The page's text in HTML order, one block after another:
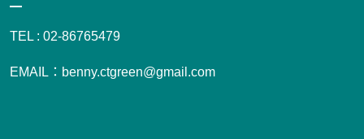
TEL : 02-86765479
EMAIL：benny.ctgreen@gmail.com